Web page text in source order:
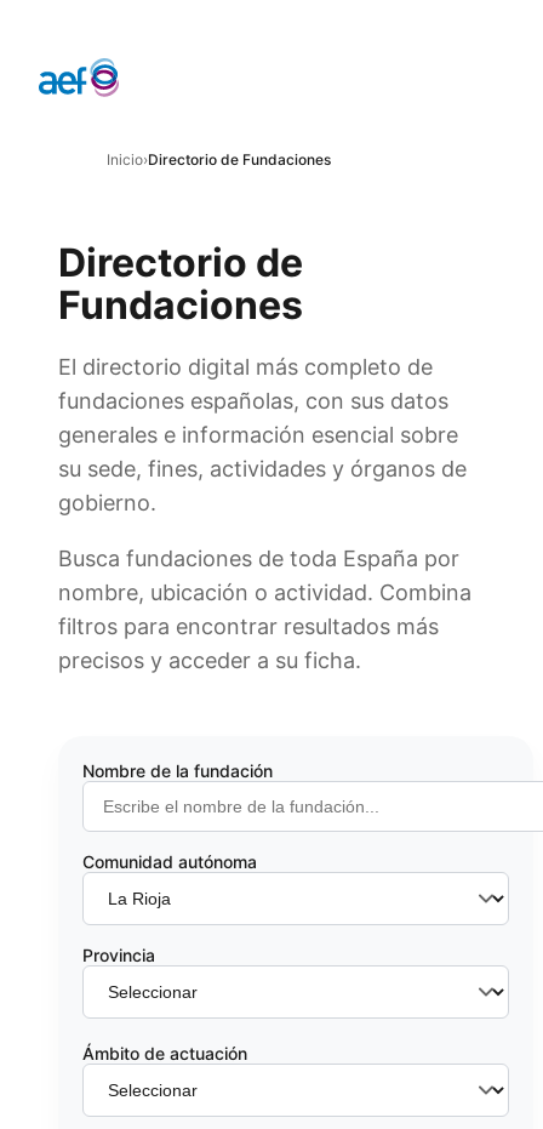
Inicio›Directorio de Fundaciones
Directorio de
Fundaciones
El directorio digital más completo de
fundaciones españolas, con sus datos
generales e información esencial sobre
su sede, fines, actividades y órganos de
gobierno.
Busca fundaciones de toda España por
nombre, ubicación o actividad. Combina
filtros para encontrar resultados más
precisos y acceder a su ficha.
Nombre de la fundación
Comunidad autónoma
Provincia
Ámbito de actuación